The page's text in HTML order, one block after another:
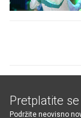
Pretplatite se
Podržite neovisno